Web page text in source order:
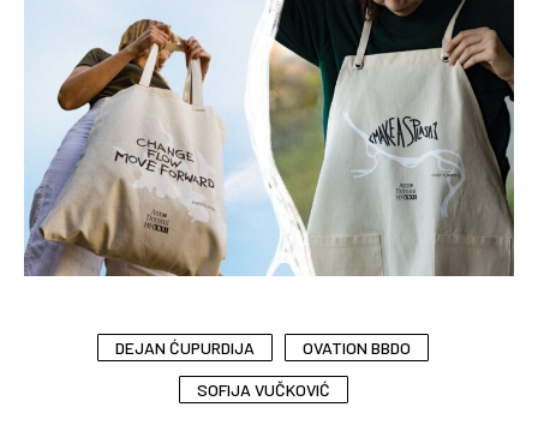
DEJAN ĆUPURDIJA OVATION BBDO
SOFIJA VUČKOVIĆ